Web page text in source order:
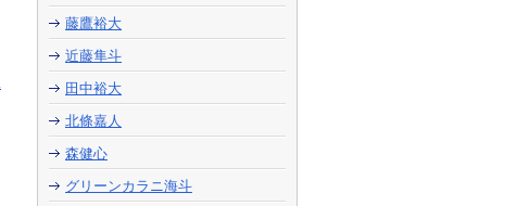
藤鷹裕大
近藤隼斗
田中裕大
北條嘉人
森健心
グリーンカラニ海斗